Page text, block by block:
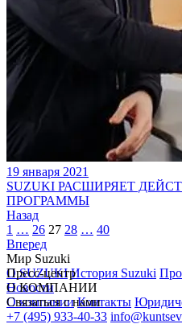
19 января 2021
SUZUKI РАСШИРЯЕТ
ПРОГРАММЫ
Назад
1 … 26 27 28 … 40
Вперед
Мир Suzuki
О SUZUKI История Suzuki
Пресс-центр
Новости
О КОМПАНИИ
О компании Контакты
Связаться с нами
+7 (495) 933-40-33